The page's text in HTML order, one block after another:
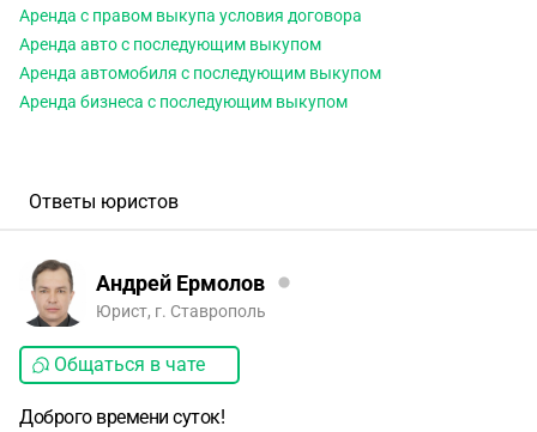
Аренда с правом выкупа условия договора
Аренда авто с последующим выкупом
Аренда автомобиля с последующим выкупом
Аренда бизнеса с последующим выкупом
Ответы юристов
Андрей Ермолов
Юрист, г. Ставрополь
Общаться в чате
Доброго времени суток!